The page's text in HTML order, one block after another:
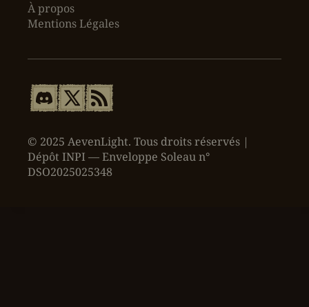
À propos
Mentions Légales
© 2025 AevenLight. Tous droits réservés |
Dépôt INPI — Enveloppe Soleau n°
DSO2025025348